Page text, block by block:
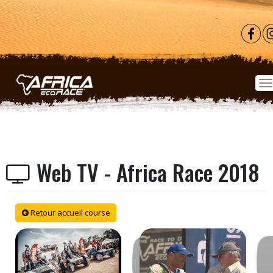
Aller au contenu principal
Web TV - Africa Race 2018
Retour accueil course